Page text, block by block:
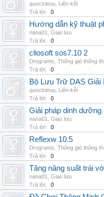
quoctrieuu Liên kết
Trả lời:
0
Hướng dẫn kỹ thuật
nana01
Giao lưu
Trả lời:
0
cliosoft sos7.10 2
Drograms Thông gió thông
Trả lời:
0
Bộ Lưu Trữ DAS
quoctrieuu Liên kết
Trả lời:
0
Giải pháp dinh
nana01
Giao lưu
Trả lời:
0
Reflexw 10.5
Drograms Thông gió thông
Trả lời:
0
Tăng năng suất trái
nana01
Giao lưu
Trả lời:
0